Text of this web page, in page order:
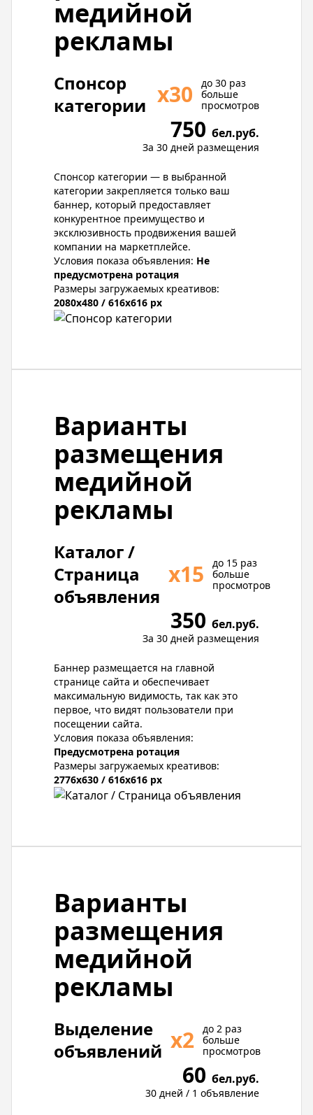
медийной
рекламы
Спонсор
категории х30
до 30 раз
больше
просмотров
750 бел.руб.
За 30 дней размещения
Спонсор категории — в выбранной
категории закрепляется только ваш
баннер, который предоставляет
конкурентное преимущество и
эксклюзивность продвижения вашей
компании на маркетплейсе.
Условия показа объявления: Не
предусмотрена ротация
Размеры загружаемых креативов:
2080x480 / 616x616 px
Варианты
размещения
медийной
рекламы
Каталог /
Страница
объявления
х15
до 15 раз
больше
просмотров
350 бел.руб.
За 30 дней размещения
Баннер размещается на главной
странице сайта и обеспечивает
максимальную видимость, так как это
первое, что видят пользователи при
посещении сайта.
Условия показа объявления:
Предусмотрена ротация
Размеры загружаемых креативов:
2776x630 / 616x616 px
Варианты
размещения
медийной
рекламы
Выделение
объявлений х2
до 2 раз
больше
просмотров
60 бел.руб.
30 дней / 1 объявление